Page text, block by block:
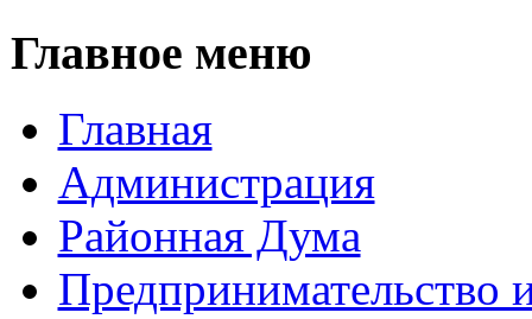
Главное меню
Главная
Администрация
Районная Дума
Предпринимательство